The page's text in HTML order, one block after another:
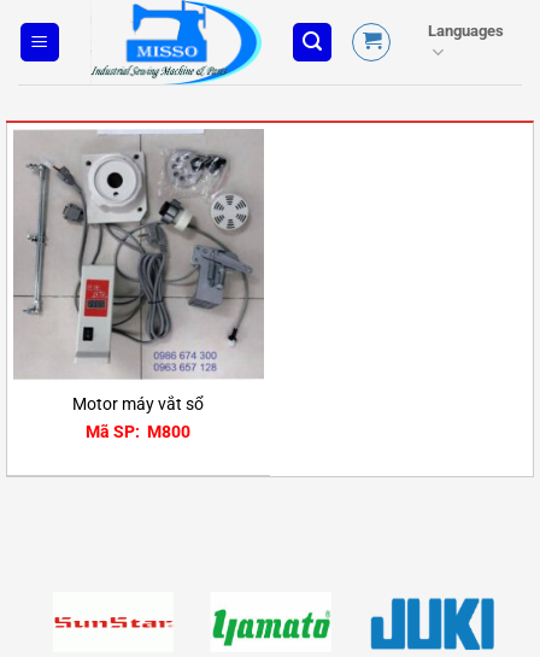
Languages
Motor máy vắt sổ
Mã SP: M800